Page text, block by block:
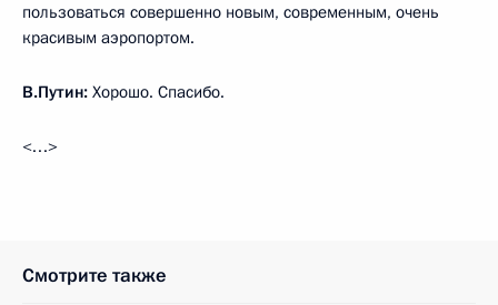
пользоваться совершенно новым, современным, очень
красивым аэропортом.
В.Путин: Хорошо. Спасибо.
<…>
Смотрите также